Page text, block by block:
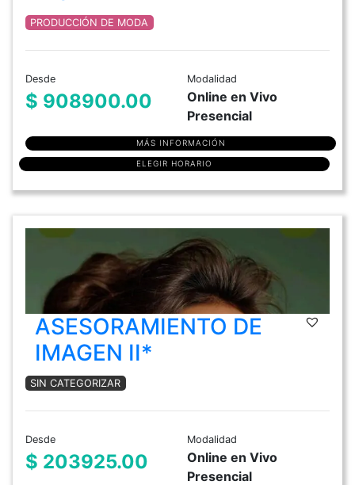
PRODUCCIÓN DE MODA
Desde
$ 908900.00
Modalidad
Online en Vivo
Presencial
MÁS INFORMACIÓN
ELEGIR HORARIO
ASESORAMIENTO DE
IMAGEN II*
SIN CATEGORIZAR
Desde
$ 203925.00
Modalidad
Online en Vivo
Presencial